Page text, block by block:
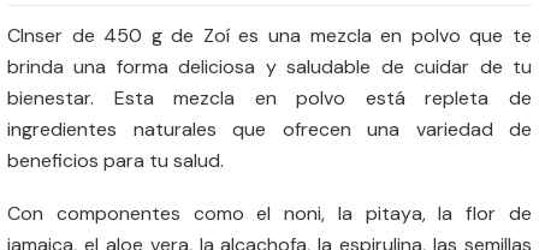
Clnser de 450 g de Zoí es una mezcla en polvo que te
brinda una forma deliciosa y saludable de cuidar de tu
bienestar. Esta mezcla en polvo está repleta de
ingredientes naturales que ofrecen una variedad de
beneficios para tu salud.
Con componentes como el noni, la pitaya, la flor de
jamaica, el aloe vera, la alcachofa, la espirulina, las semillas